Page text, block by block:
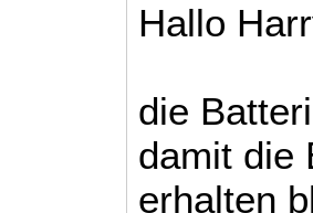
Hallo
die
damit die
erhalten